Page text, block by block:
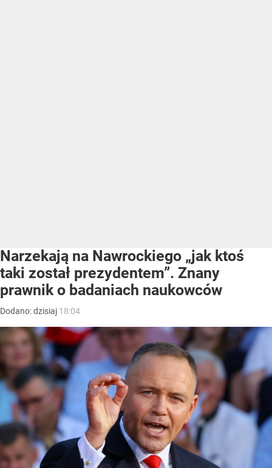
Narzekają na Nawrockiego „jak ktoś
taki został prezydentem”. Znany
prawnik o badaniach naukowców
Dodano:dzisiaj 18:04